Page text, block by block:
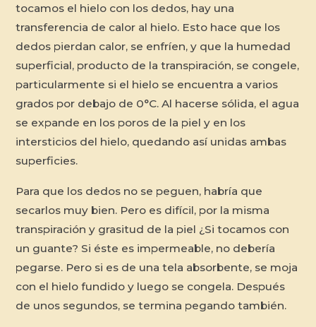
tocamos el hielo con los dedos, hay una
transferencia de calor al hielo. Esto hace que los
dedos pierdan calor, se enfríen, y que la humedad
superficial, producto de la transpiración, se congele,
particularmente si el hielo se encuentra a varios
grados por debajo de 0°C. Al hacerse sólida, el agua
se expande en los poros de la piel y en los
intersticios del hielo, quedando así unidas ambas
superficies.
Para que los dedos no se peguen, habría que
secarlos muy bien. Pero es difícil, por la misma
transpiración y grasitud de la piel ¿Si tocamos con
un guante? Si éste es impermeable, no debería
pegarse. Pero si es de una tela absorbente, se moja
con el hielo fundido y luego se congela. Después
de unos segundos, se termina pegando también.